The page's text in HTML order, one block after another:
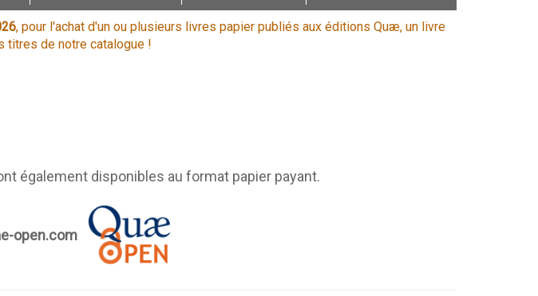
, pour l'achat d'un ou plusieurs livres papier publiés aux éditions Quæ, un livre
de notre catalogue !
également disponibles au format papier payant.
open.com